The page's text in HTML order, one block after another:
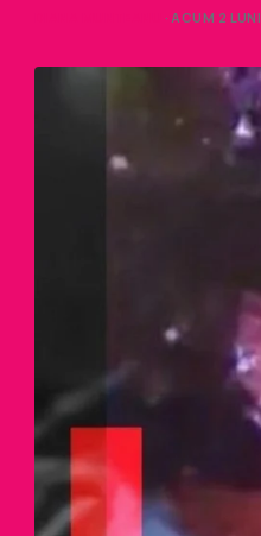
· ACUM 2 LUNI